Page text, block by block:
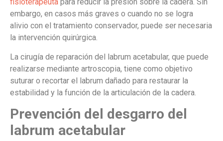
embargo, en casos más graves o cuando no se logra
alivio con el tratamiento conservador, puede ser necesaria
la intervención quirúrgica.
La cirugía de reparación del labrum acetabular, que puede
realizarse mediante artroscopia, tiene como objetivo
suturar o recortar el labrum dañado para restaurar la
estabilidad y la función de la articulación de la cadera.
Prevención del desgarro del
labrum acetabular